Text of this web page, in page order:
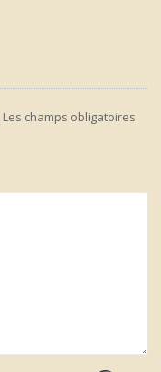
Les champs obligatoires